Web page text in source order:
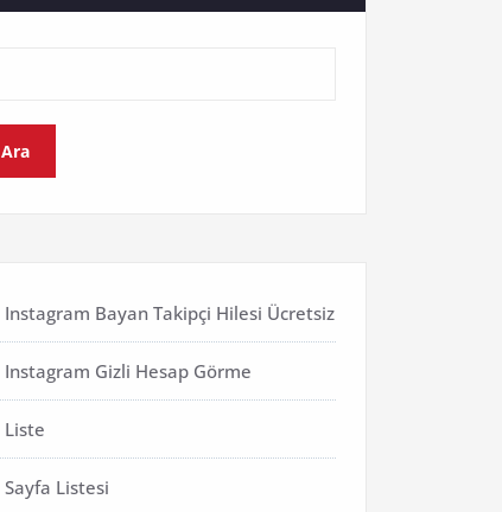
Ara
Instagram Bayan Takipçi Hilesi Ücretsiz
Instagram Gizli Hesap Görme
Liste
Sayfa Listesi